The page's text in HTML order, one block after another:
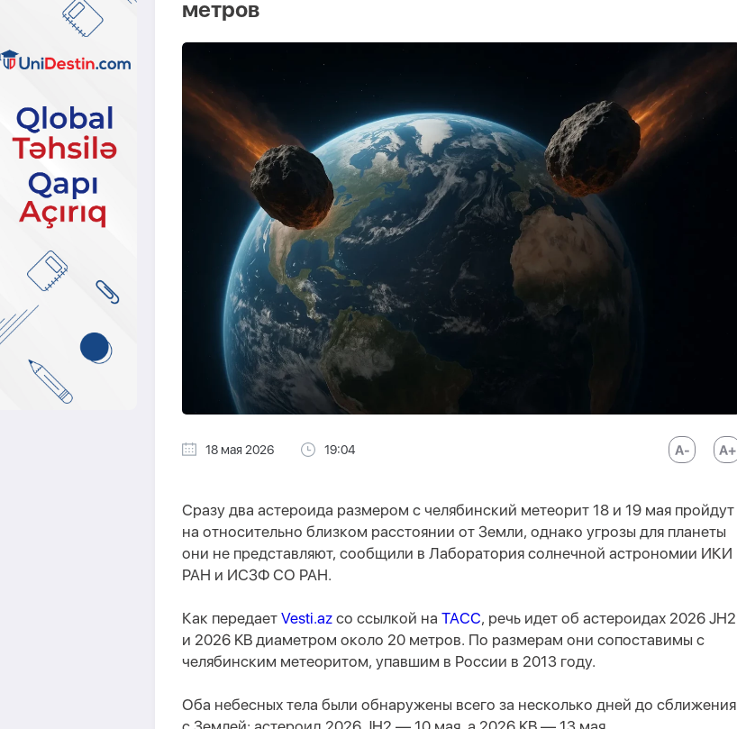
метров
18 мая 2026 19:04
Сразу два астероида размером с челябинский метеорит 18 и 19 мая пройдут
на относительно близком расстоянии от Земли, однако угрозы для планеты
они не представляют, сообщили в Лаборатория солнечной астрономии ИКИ
РАН и ИСЗФ СО РАН.
Как передает Vesti.az со ссылкой на ТАСС, речь идет об астероидах 2026 JH2
и 2026 KB диаметром около 20 метров. По размерам они сопоставимы с
челябинским метеоритом, упавшим в России в 2013 году.
Оба небесных тела были обнаружены всего за несколько дней до сближения